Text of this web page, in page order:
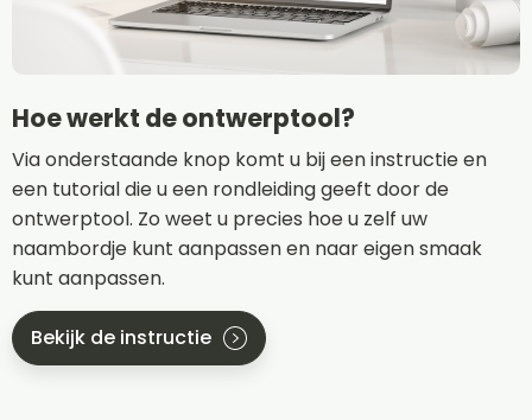
Hoe werkt de ontwerptool?
Via onderstaande knop komt u bij een instructie en
een tutorial die u een rondleiding geeft door de
ontwerptool. Zo weet u precies hoe u zelf uw
naambordje kunt aanpassen en naar eigen smaak
kunt aanpassen.
Bekijk de instructie